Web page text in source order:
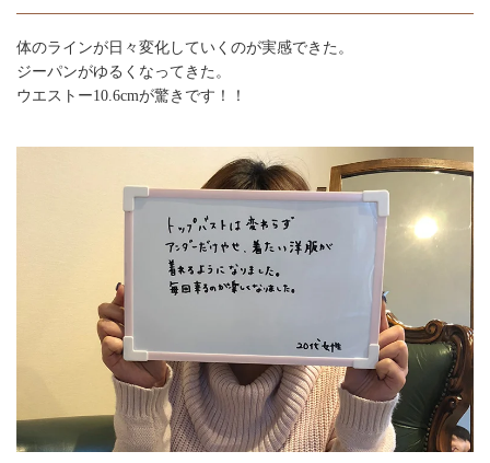
体のラインが日々変化していくのが実感できた。
ジーパンがゆるくなってきた。
ウエストー10.6cmが驚きです！！